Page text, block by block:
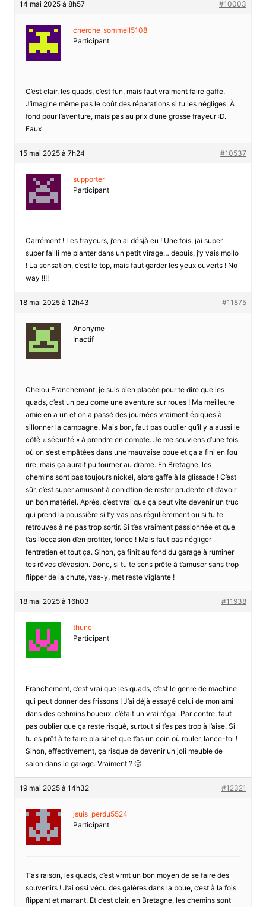
14 mai 2025 à 8h57 #10003
cherche_sommeil5108
Participant
C’est clair, les quads, c’est fun, mais faut vraiment faire gaffe.
J’imagine même pas le coût des réparations si tu les négliges. À
fond pour l’aventure, mais pas au prix d’une grosse frayeur :D.
Faux
15 mai 2025 à 7h24 #10537
supporter
Participant
Carrément ! Les frayeurs, j’en ai désjà eu ! Une fois, jai super
super failli me planter dans un petit virage… depuis, j’y vais mollo
! La sensation, c’est le top, mais faut garder les yeux ouverts ! No
way !!!!
18 mai 2025 à 12h43 #11875
Anonyme
Inactif
Chelou Franchemant, je suis bien placée pour te dire que les
quads, c’est un peu come une aventure sur roues ! Ma meilleure
amie en a un et on a passé des journées vraiment épiques à
sillonner la campagne. Mais bon, faut pas oublier qu’il y a aussi le
côtè « sécurité » à prendre en compte. Je me souviens d’une fois
où on s’est empâtées dans une mauvaise boue et ça a fini en fou
rire, mais ça aurait pu tourner au drame. En Bretagne, les
chemins sont pas toujours nickel, alors gaffe à la glissade ! C’est
sûr, c’est super amusant à conidtion de rester prudente et d’avoir
un bon matériel. Après, c’est vrai que ça peut vite devenir un truc
qui prend la poussière si t’y vas pas régulièrement ou si tu te
retrouves à ne pas trop sortir. Si t’es vraiment passionnée et que
t’as l’occasion d’en profiter, fonce ! Mais faut pas négliger
l’entretien et tout ça. Sinon, ça finit au fond du garage à ruminer
tes rêves d’évasion. Donc, si tu te sens prête à t’amuser sans trop
flipper de la chute, vas-y, met reste viglante !
18 mai 2025 à 16h03 #11938
thune
Participant
Franchement, c’est vrai que les quads, c’est le genre de machine
qui peut donner des frissons ! J’ai déjà essayé celui de mon ami
dans des cehmins boueux, c’était un vrai régal. Par contre, faut
pas oublier que ça reste risqué, surtout si t’es pas trop à l’aise. Si
tu es prêt à te faire plaisir et que t’as un coin où rouler, lance-toi !
Sinon, effectivement, ça risque de devenir un joli meuble de
salon dans le garage. Vraiment ? 🙁
19 mai 2025 à 14h32 #12321
jsuis_perdu5524
Participant
T’as raison, les quads, c’est vrmt un bon moyen de se faire des
souvenirs ! J’ai ossi vécu des galères dans la boue, c’est à la fois
flippant et marrant. Et c’est clair, en Bretagne, les chemins sont